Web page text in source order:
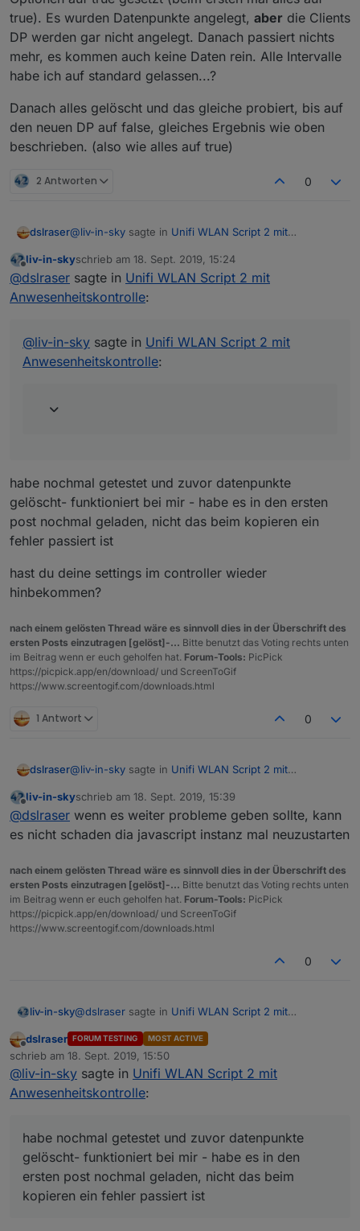
true). Es wurden Datenpunkte angelegt, aber die Clients
DP werden gar nicht angelegt. Danach passiert nichts
mehr, es kommen auch keine Daten rein. Alle Intervalle
habe ich auf standard gelassen...?
Danach alles gelöscht und das gleiche probiert, bis auf
den neuen DP auf false, gleiches Ergebnis wie oben
beschrieben. (also wie alles auf true)
2 Antworten 0
dslraser@liv-in-sky sagte in Unifi WLAN Script 2 mit
@dslraserdas problem - so wie ich den trigger
für das löschen von vouchers mit iqontrol
programmiert habe, wird beim ersten aufruf
getestet) beim datenpunkt erstellen auch gleich
mal der trigger gesetzt - und dann kommt fehler
Jetzt ist irgendwie der Wurm drinn...
Optionen auf true gesetzt (beim ersten mal alles auf
true). Es wurden Datenpunkte angelegt,aber
Clients DP werden gar nicht angelegt. Danach passiert
Danach alles gelöscht und das gleiche probiert, bis
auf den neuen DP auf false, gleiches Ergebnis wie
oben beschrieben. (also wie alles auf true)
Offline
liv-in-skyschrieb am 18. Sept. 2019, 15:24
zuletzt editiert von
@dslraser sagte in Unifi WLAN Script 2 mit
Anwesenheitskontrolle:
@liv-in-sky sagte in Unifi WLAN Script 2 mit
Anwesenheitskontrolle:
habe nochmal getestet und zuvor datenpunkte
gelöscht- funktioniert bei mir - habe es in den ersten
post nochmal geladen, nicht das beim kopieren ein
fehler passiert ist
hast du deine settings im controller wieder
hinbekommen?
nach einem gelösten Thread wäre es sinnvoll dies in der Überschrift des
ersten Posts einzutragen [gelöst]-... Bitte benutzt das Voting rechts unten
im Beitrag wenn er euch geholfen hat. Forum-Tools: PicPick
https://picpick.app/en/download/ und ScreenToGif
https://www.screentogif.com/downloads.html
1 Antwort 0
dslraser@liv-in-sky sagte in Unifi WLAN Script 2 mit
@dslraserdas problem - so wie ich den trigger
für das löschen von vouchers mit iqontrol
programmiert habe, wird beim ersten aufruf
getestet) beim datenpunkt erstellen auch gleich
mal der trigger gesetzt - und dann kommt fehler
ist behoben und du kannst das script aus dem
ersten post benutzen - ist gefixt und das WLAN
countFalseSetting ertmal auf 2 lassen .....
Jetzt ist irgendwie der Wurm drinn...
Optionen auf true gesetzt (beim ersten mal alles auf
true). Es wurden Datenpunkte angelegt,aberdie
Clients DP werden gar nicht angelegt. Danach passiert
nichts mehr, es kommen auch keine Daten rein. Alle
Intervalle habe ich auf standard gelassen...?
Danach alles gelöscht und das gleiche probiert, bis
auf den neuen DP auf false, gleiches Ergebnis wie
oben beschrieben. (also wie alles auf true)
Offline
liv-in-skyschrieb am 18. Sept. 2019, 15:39
zuletzt editiert von
@dslraser wenn es weiter probleme geben sollte, kann
es nicht schaden dia javascript instanz mal neuzustarten
nach einem gelösten Thread wäre es sinnvoll dies in der Überschrift des
ersten Posts einzutragen [gelöst]-... Bitte benutzt das Voting rechts unten
im Beitrag wenn er euch geholfen hat. Forum-Tools: PicPick
https://picpick.app/en/download/ und ScreenToGif
https://www.screentogif.com/downloads.html
0
liv-in-sky@dslraser sagte in Unifi WLAN Script 2 mit
@liv-in-sky sagte in
Anwesenheitskontrolle
iqontrol programmiert habe, w....
habe nochmal getestet und zuvor datenpunkte
gelöscht- funktioniert bei mir - habe es in den ersten
Offline
dslraser FORUM TESTING MOST ACTIVE
schrieb am 18. Sept. 2019, 15:50
zuletzt editiert von
@liv-in-sky sagte in Unifi WLAN Script 2 mit
Anwesenheitskontrolle:
habe nochmal getestet und zuvor datenpunkte
gelöscht- funktioniert bei mir - habe es in den
ersten post nochmal geladen, nicht das beim
kopieren ein fehler passiert ist